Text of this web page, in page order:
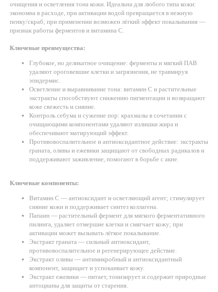
очищения и осветления тона кожи. Идеальна для любого типа кожи:
экономна в расходе, при активации водой превращается в нежную
пенку/скраб; при применении возможен лёгкий эффект покалывания —
признак работы ферментов и витамина C.
Ключевые преимущества:
Глубокое, но деликатное очищение: ферменты и мягкий ПАВ
удаляют ороговевшие клетки и загрязнения, не травмируя
эпидермис.
Осветление и выравнивание тона: витамин C и растительные
экстракты способствуют снижению пигментации и возвращают
коже свежесть и сияние.
Контроль себума и сужение пор: крахмалы в сочетании с
очищающими компонентами удаляют излишки жира и
обеспечивают матирующий эффект.
Противовоспалительное и антиоксидантное действие: экстракты
граната, оливы и ежевики защищают от свободных радикалов и
поддерживают заживление, помогают в борьбе с акне.
Ключевые компоненты:
Витамин C — антиоксидант и осветляющий агент; стимулирует
сияние кожи и поддерживает синтез коллагена.
Папаин — растительный фермент для мягкого ферментативного
пилинга, удаляет отмершие клетки и смягчает кожу; при
активации может вызывать лёгкое покалывание.
Экстракт граната — сильный антиоксидант,
противовоспалительное и регенерирующее действие.
Экстракт оливы — антимикробный и антиоксидантный
компонент, защищает и успокаивает кожу.
Экстракт ежевики — питает, тонизирует и содержит природные
антоцианы для защиты от старения.